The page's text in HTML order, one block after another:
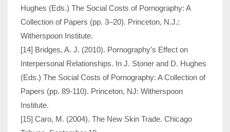
Hughes (Eds.) The Social Costs of Pornography: A
Collection of Papers (pp. 3–20). Princeton, N.J.:
Witherspoon Institute.
[14] Bridges, A. J. (2010). Pornography’s Effect on
Interpersonal Relationships. In J. Stoner and D. Hughes
(Eds.) The Social Costs of Pornography: A Collection of
Papers (pp. 89-110). Princeton, NJ: Witherspoon
Institute.
[15] Caro, M. (2004). The New Skin Trade. Chicago